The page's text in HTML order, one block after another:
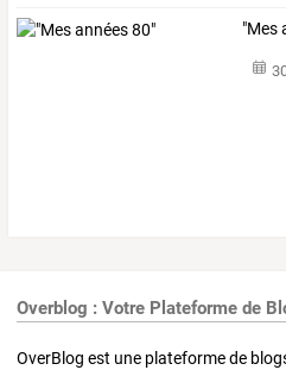
"Mes
Overblog : Votre Plateforme de
OverBlog est une plateforme de